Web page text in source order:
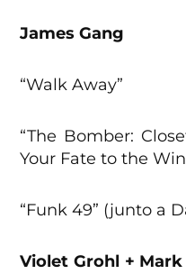
James Gang
“Walk Away”
“The Bomber:
Your Fate to the
“Funk 49” (junto a
Violet Grohl +